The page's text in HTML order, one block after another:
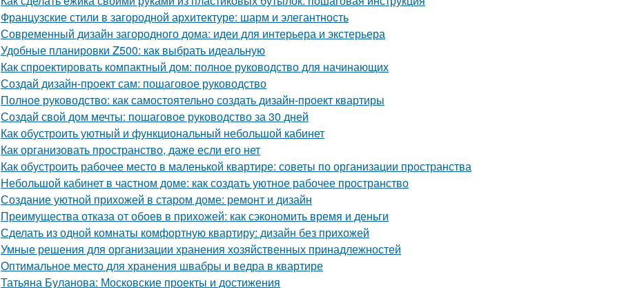
Французские стили в загородной архитектуре: шарм и элегантность
Современный дизайн загородного дома: идеи для интерьера и экстерьера
Удобные планировки Z500: как выбрать идеальную
Как спроектировать компактный дом: полное руководство для начинающих
Создай дизайн-проект сам: пошаговое руководство
Полное руководство: как самостоятельно создать дизайн-проект квартиры
Создай свой дом мечты: пошаговое руководство за 30 дней
Как обустроить уютный и функциональный небольшой кабинет
Как организовать пространство, даже если его нет
Как обустроить рабочее место в маленькой квартире: советы по организации пространства
Небольшой кабинет в частном доме: как создать уютное рабочее пространство
Создание уютной прихожей в старом доме: ремонт и дизайн
Преимущества отказа от обоев в прихожей: как сэкономить время и деньги
Сделать из одной комнаты комфортную квартиру: дизайн без прихожей
Умные решения для организации хранения хозяйственных принадлежностей
Оптимальное место для хранения швабры и ведра в квартире
Татьяна Буланова: Московские проекты и достижения